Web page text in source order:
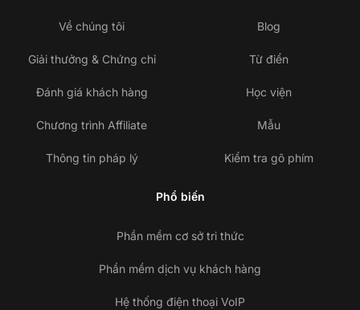
Về chúng tôi
Giải thưởng & Chứng chỉ
Đánh giá khách hàng
Chương trình Affiliate
Thông tin pháp lý
Blog
Từ điển
Học viện
Mẫu
Kiểm tra gõ phím
Phổ biến
Phần mềm cơ sở tri thức
Phần mềm dịch vụ khách hàng
Hệ thống điện thoại VoIP